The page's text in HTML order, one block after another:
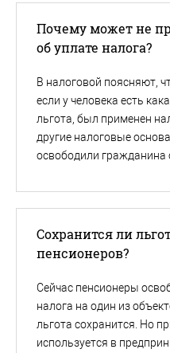
Почему может не
об уплате налога?
В налоговой поясняют,
если у человека есть
льгота, был применен
другие налоговые
освободили гражданина
Сохранится ли
пенсионеров?
Сейчас пенсионеры
налога на один из
льгота сохранится. Но
используется в